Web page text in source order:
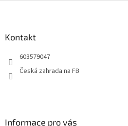
Kontakt
603579047
Česká zahrada na FB
Informace pro vás